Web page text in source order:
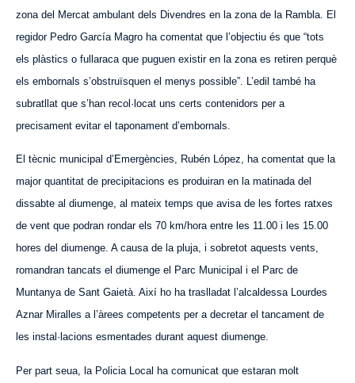
zona del Mercat ambulant dels Divendres en la zona de la Rambla. El
regidor Pedro García Magro ha comentat que l’objectiu és que “tots
els plàstics o fullaraca que puguen existir en la zona es retiren perquè
els embornals s’obstruïsquen el menys possible”. L’edil també ha
subratllat que s’han recol·locat uns certs contenidors per a
precisament evitar el taponament d’embornals.
El tècnic municipal d’Emergències, Rubén López, ha comentat que la
major quantitat de precipitacions es produiran en la matinada del
dissabte al diumenge, al mateix temps que avisa de les fortes ratxes
de vent que podran rondar els 70 km/hora entre les 11.00 i les 15.00
hores del diumenge. A causa de la pluja, i sobretot aquests vents,
romandran tancats el diumenge el Parc Municipal i el Parc de
Muntanya de Sant Gaietà. Així ho ha traslladat l’alcaldessa Lourdes
Aznar Miralles a l’àrees competents per a decretar el tancament de
les instal·lacions esmentades durant aquest diumenge.
Per part seua, la Policia Local ha comunicat que estaran molt